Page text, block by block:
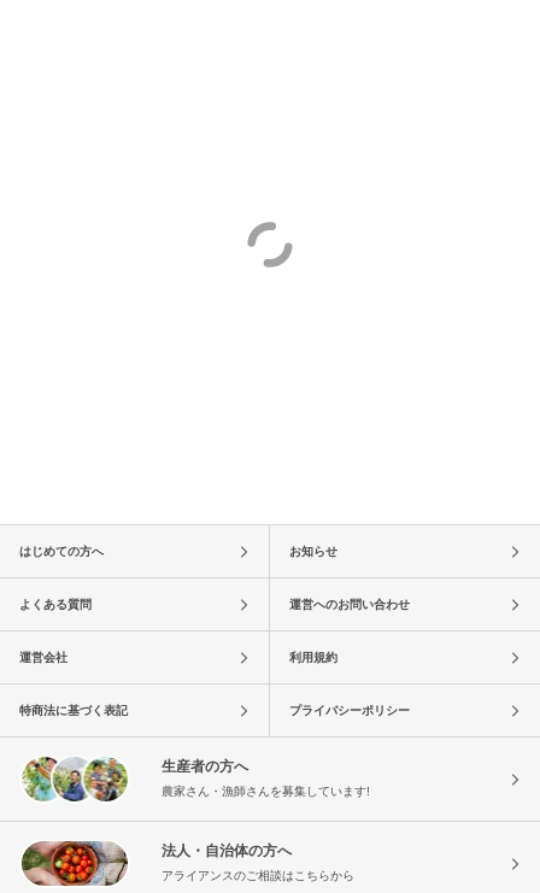
はじめての方へ お知らせ
よくある質問 運営へのお問い合わせ
運営会社 利用規約
特商法に基づく表記 プライバシーポリシー
生産者の方へ
農家さん・漁師さんを募集しています!
法人・自治体の方へ
アライアンスのご相談はこちらから